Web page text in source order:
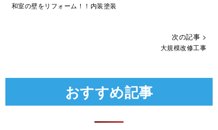
和室の壁をリフォーム！！内装塗装
次の記事 >
大規模改修工事
おすすめ記事